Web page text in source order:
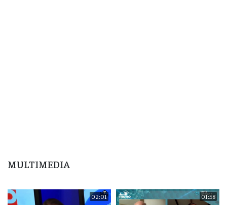
MULTIMEDIA
02:01 01:58